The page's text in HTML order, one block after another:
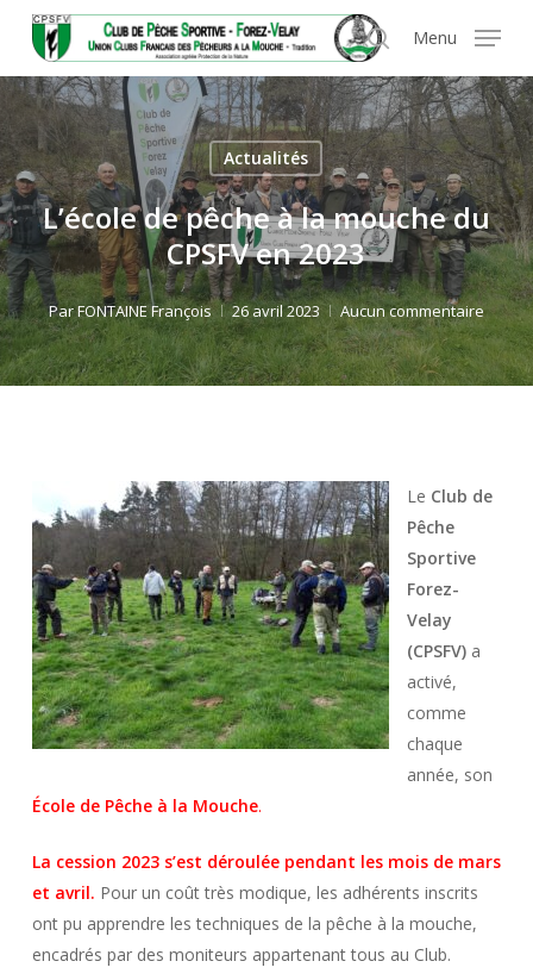
Panneau de gestion des cookies
main
content
search
Menu
Actualités
L’école de pêche à la mouche du
CPSFV en 2023
ParFONTAINE François 26 avril 2023 Aucun commentaire
Le Club de
Pêche
Sportive
Forez-
Velay
(CPSFV)a
activé,
comme
chaque
année, son
École de Pêche à la Mouche.
La cession 2023 s’est déroulée pendant les mois de mars
et avril. Pour un coût très modique, les adhérents inscrits
ont pu apprendre les techniques de la pêche à la mouche,
encadrés par des moniteurs appartenant tous au Club.